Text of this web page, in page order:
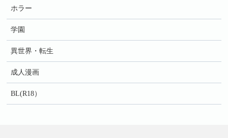
ホラー
学園
異世界・転生
成人漫画
BL(R18）